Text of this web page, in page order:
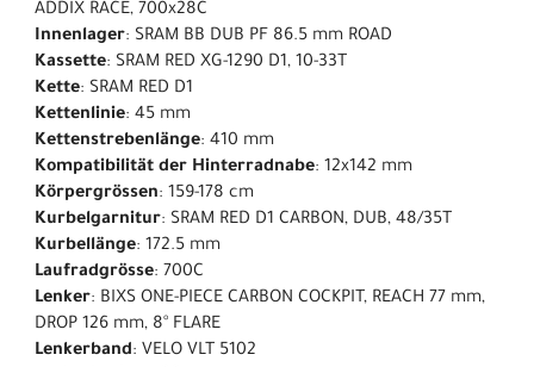
ADDIX RACE, 700x28C
Innenlager: SRAM BB DUB PF 86.5 mm ROAD
Kassette: SRAM RED XG-1290 D1, 10-33T
Kette: SRAM RED D1
Kettenlinie: 45 mm
Kettenstrebenlänge: 410 mm
Kompatibilität der Hinterradnabe: 12x142 mm
Körpergrössen: 159-178 cm
Kurbelgarnitur: SRAM RED D1 CARBON, DUB, 48/35T
Kurbellänge: 172.5 mm
Laufradgrösse: 700C
Lenker: BIXS ONE-PIECE CARBON COCKPIT, REACH 77 mm,
DROP 126 mm, 8° FLARE
Lenkerband: VELO VLT 5102